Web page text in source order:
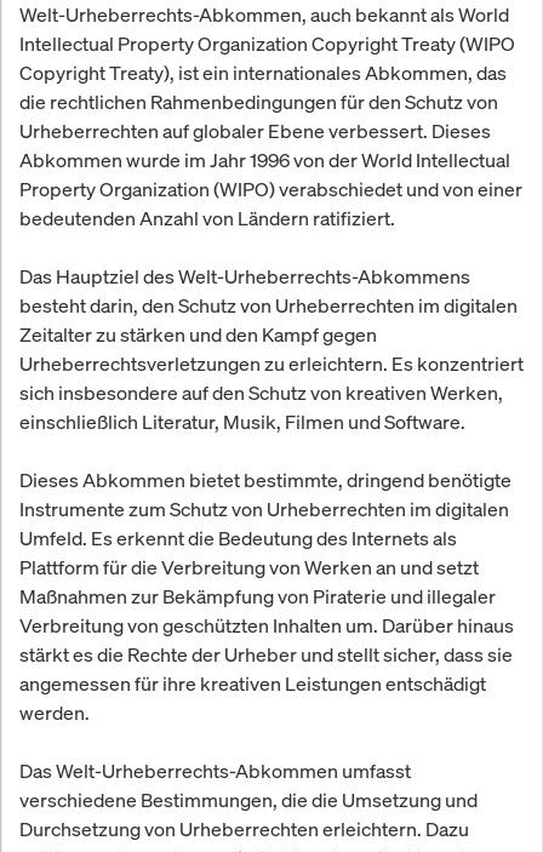
Welt-Urheberrechts-Abkommen, auch bekannt als World
Intellectual Property Organization Copyright Treaty (WIPO
Copyright Treaty), ist ein internationales Abkommen, das
die rechtlichen Rahmenbedingungen für den Schutz von
Urheberrechten auf globaler Ebene verbessert. Dieses
Abkommen wurde im Jahr 1996 von der World Intellectual
Property Organization (WIPO) verabschiedet und von einer
bedeutenden Anzahl von Ländern ratifiziert.
Das Hauptziel des Welt-Urheberrechts-Abkommens
besteht darin, den Schutz von Urheberrechten im digitalen
Zeitalter zu stärken und den Kampf gegen
Urheberrechtsverletzungen zu erleichtern. Es konzentriert
sich insbesondere auf den Schutz von kreativen Werken,
einschließlich Literatur, Musik, Filmen und Software.
Dieses Abkommen bietet bestimmte, dringend benötigte
Instrumente zum Schutz von Urheberrechten im digitalen
Umfeld. Es erkennt die Bedeutung des Internets als
Plattform für die Verbreitung von Werken an und setzt
Maßnahmen zur Bekämpfung von Piraterie und illegaler
Verbreitung von geschützten Inhalten um. Darüber hinaus
stärkt es die Rechte der Urheber und stellt sicher, dass sie
angemessen für ihre kreativen Leistungen entschädigt
werden.
Das Welt-Urheberrechts-Abkommen umfasst
verschiedene Bestimmungen, die die Umsetzung und
Durchsetzung von Urheberrechten erleichtern. Dazu